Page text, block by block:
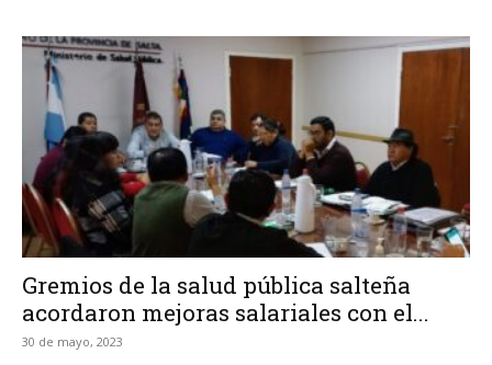
Gremios de la salud pública salteña
acordaron mejoras salariales con el...
30 de mayo, 2023